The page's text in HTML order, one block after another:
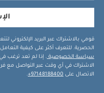
قومي بالاشتراك عبر البريد الإلكتروني
الحصرية. للتعرف أكثر على كيفية
سياسة الخصوصية . إذا لم تعد ترغب في
الاشتراك في أي وقت عبر التواصل مع
الاتصال على 97148188400+
.